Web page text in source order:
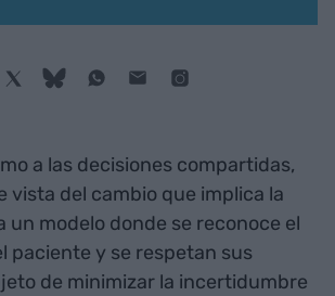
a las decisiones compartidas,
vista del cambio que implica la
un modelo donde se reconoce el
paciente y se respetan sus
de minimizar la incertidumbre